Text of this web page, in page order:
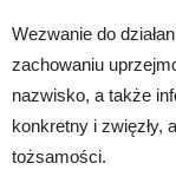
Wezwanie do
zachowaniu
nazwisko, a także
konkretny i zwięzły,
tożsamości.